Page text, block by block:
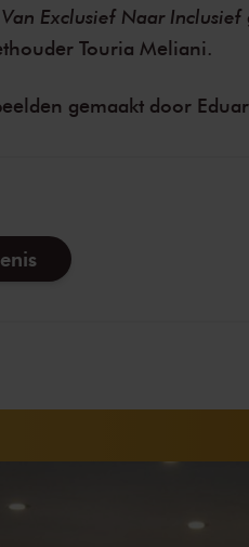
Van Exclusief Naar Inclusief
Touria Meliani.
gemaakt door